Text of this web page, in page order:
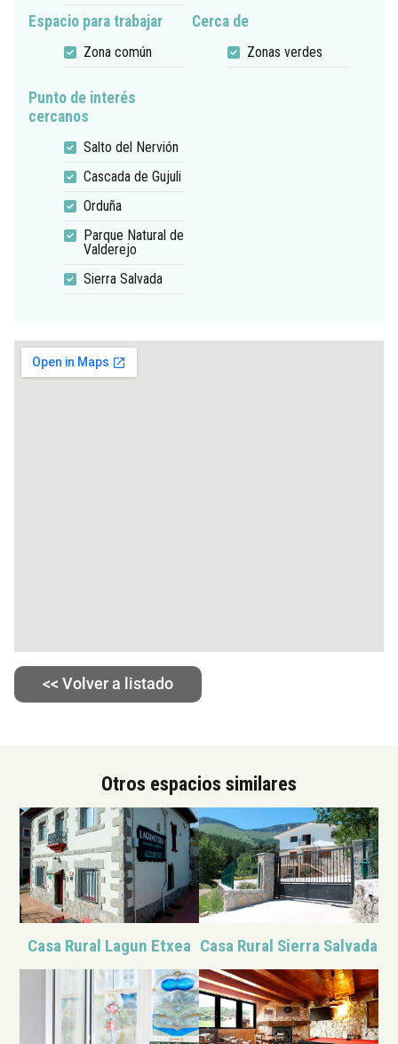
Espacio para trabajar
Zona común
Cerca de
Zonas verdes
Punto de interés
cercanos
Salto del Nervión
Cascada de Gujuli
Orduña
Parque Natural de
Valderejo
Sierra Salvada
<< Volver a listado
Otros espacios similares
Casa Rural Lagun Etxea Casa Rural Sierra Salvada